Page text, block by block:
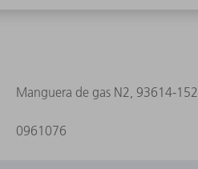
Manguera de gas N2, 93614-152
0961076